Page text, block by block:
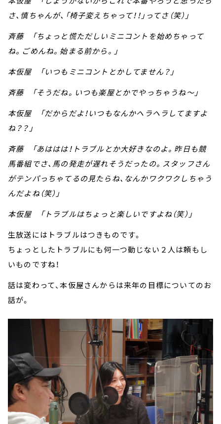
さ、慎ちゃんが、「椅子変えちゃって！！」ってさ（笑）」
斉藤 「ちょっと慌ただしいミニコントを始めちゃって
ね。ごめんね。始まる前から。」
本仮屋 「いつもミニコントとかしてません？」
斉藤 「そうだね。いつも楽屋とかでやっちゃうね～」
本仮屋 「だからだよ！いつもなんかヘラヘラしてますよ
ね？？」
斉藤 「あははは！トラブルとか大好きなのよ。昨日も競
馬番組でさ、馬の発走が遅れそうだったの。スタッフさん
がテンパっちゃてるの見たらね、なんかワクワクしちゃう
んだよね（笑）」
本仮屋 「トラブルはちょっと楽しいですよね（笑）」
生放送にはトラブルはつきものです。
ちょっとしたトラブルにも何一つ動じない２人は頼もし
いものですね！
話は変わって、本仮屋さんからは来年の目標についてのお
話が。